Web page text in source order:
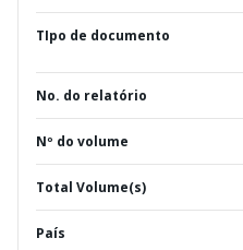
TIpo de documento
No. do relatório
Nº do volume
Total Volume(s)
País